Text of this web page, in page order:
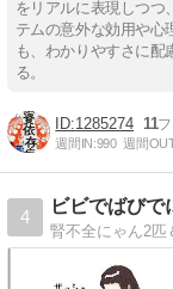
をリアルに表現しつつ
テムの意外な効用や心
も、わかりやすさに配
る。
1285274 11
週間IN:990 週間
4
ビビでばびで
腎不全にゃん2匹